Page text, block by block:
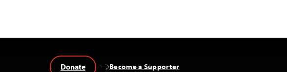
Become a Supporter
Donate